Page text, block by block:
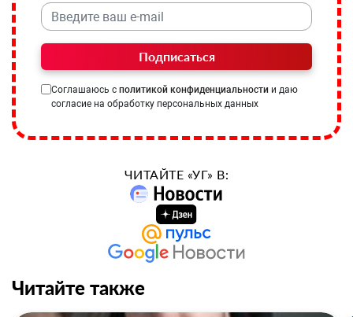
Подписаться
Соглашаюсь с политикой конфиденциальности и даю
согласие на обработку персональных данных
ЧИТАЙТЕ «УГ» В:
Читайте также